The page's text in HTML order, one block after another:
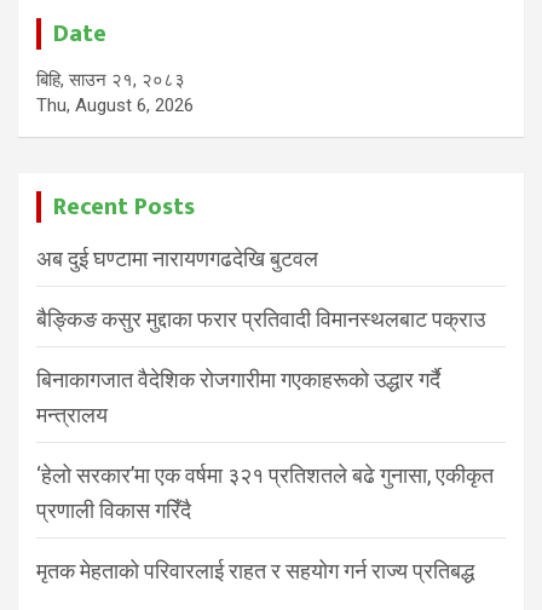
Date
बिहि, साउन २१, २०८३
Thu, August 6, 2026
Recent Posts
अब दुई घण्टामा नारायणगढदेखि बुटवल
बैङ्किङ कसुर मुद्दाका फरार प्रतिवादी विमानस्थलबाट पक्राउ
बिनाकागजात वैदेशिक रोजगारीमा गएकाहरूको उद्धार गर्दै
मन्त्रालय
‘हेलो सरकार’मा एक वर्षमा ३२१ प्रतिशतले बढे गुनासा, एकीकृत
प्रणाली विकास गरिँदै
मृतक मेहताको परिवारलाई राहत र सहयोग गर्न राज्य प्रतिबद्ध